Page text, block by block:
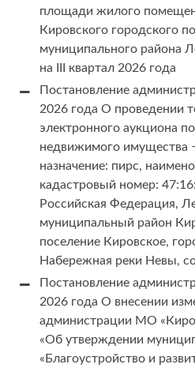
площади жилого
Кировского городского
муниципального района
на III квартал 2026 года
Постановление
2026 года О проведении
электронного аукциона
недвижимого имущества
назначение: пирс,
кадастровый номер:
Российская Федерация,
муниципальный район
поселение Кировское,
Набережная реки Невы,
Постановление
2026 года О внесении
администрации МО
«Об утверждении
«Благоустройство и